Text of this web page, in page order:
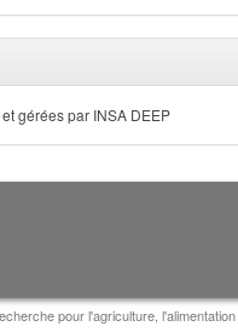
gérées par INSA DEEP
pour l'agriculture,